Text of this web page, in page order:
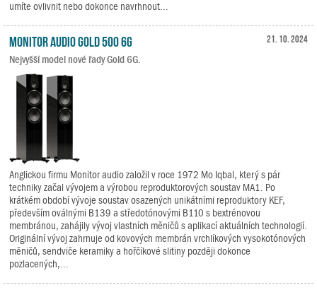
umíte ovlivnit nebo dokonce navrhnout...
21. 10. 2024
Monitor Audio Gold 500 6G
Nejvyšší model nové řady Gold 6G.
Anglickou firmu Monitor audio založil v roce 1972 Mo Iqbal, který s pár
techniky začal vývojem a výrobou reproduktorových soustav MA1. Po
krátkém období vývoje soustav osazených unikátními reproduktory KEF,
především oválnými B139 a středotónovými B110 s bextrénovou
membránou, zahájily vývoj vlastních měničů s aplikací aktuálních technologií.
Originální vývoj zahrnuje od kovových membrán vrchlíkových vysokotónových
měničů, sendviče keramiky a hořčíkové slitiny později dokonce
pozlacených,...